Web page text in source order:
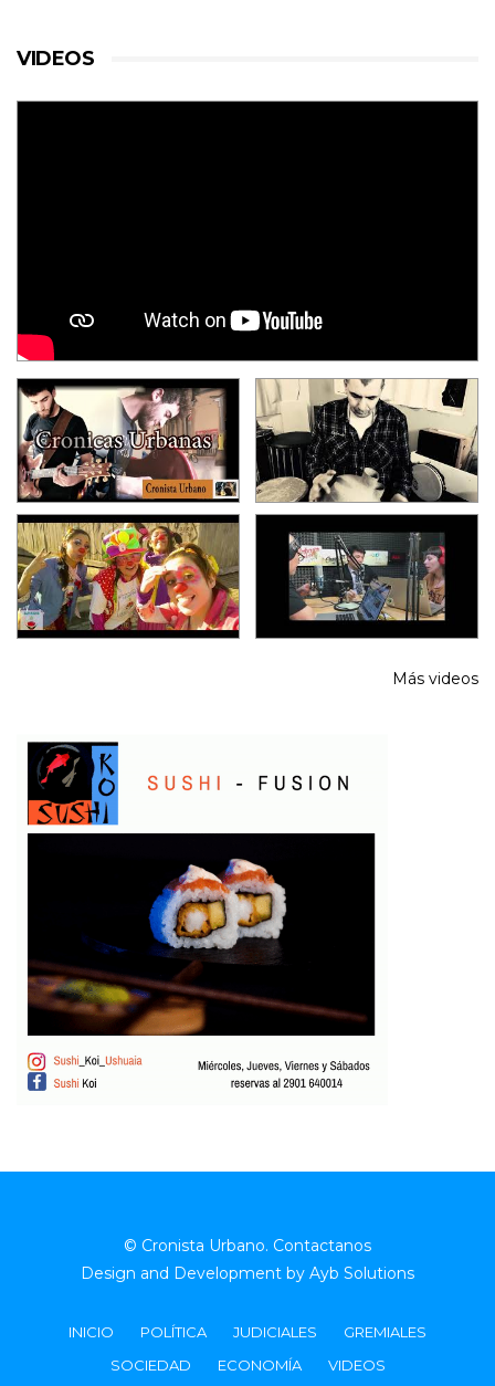
VIDEOS
Más videos
© Cronista Urbano. Contactanos
Design and Development by Ayb Solutions
INICIO POLÍTICA JUDICIALES
GREMIALES
SOCIEDAD
ECONOMÍA VIDEOS